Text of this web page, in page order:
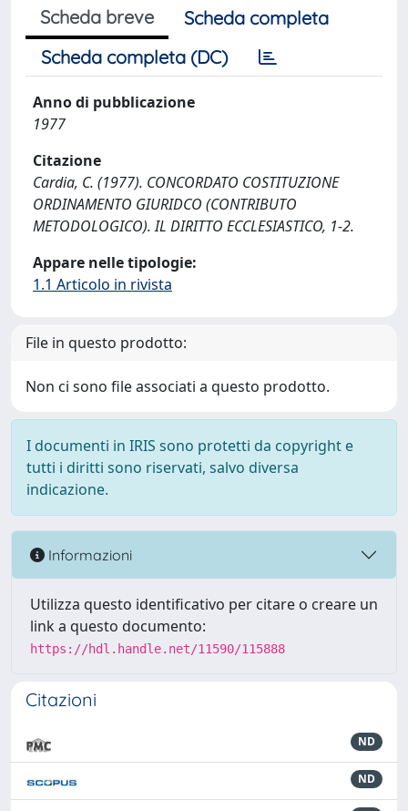
Scheda breve
Scheda completa
Scheda completa (DC)
Anno di pubblicazione
1977
Citazione
Cardia, C. (1977). CONCORDATO COSTITUZIONE
ORDINAMENTO GIURIDCO (CONTRIBUTO
METODOLOGICO). IL DIRITTO ECCLESIASTICO, 1-2.
Appare nelle tipologie:
1.1 Articolo in rivista
File in questo prodotto:
Non ci sono file associati a questo prodotto.
I documenti in IRIS sono protetti da copyright e
tutti i diritti sono riservati, salvo diversa
indicazione.
Informazioni
Utilizza questo identificativo per citare o creare un
link a questo documento:
https://hdl.handle.net/11590/115888
Citazioni
ND
ND